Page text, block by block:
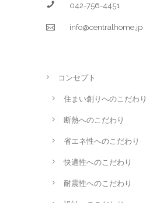
042-756-4451
info@centralhome.jp
コンセプト
住まい創りへのこだわり
断熱へのこだわり
省エネ性へのこだわり
快適性へのこだわり
耐震性へのこだわり